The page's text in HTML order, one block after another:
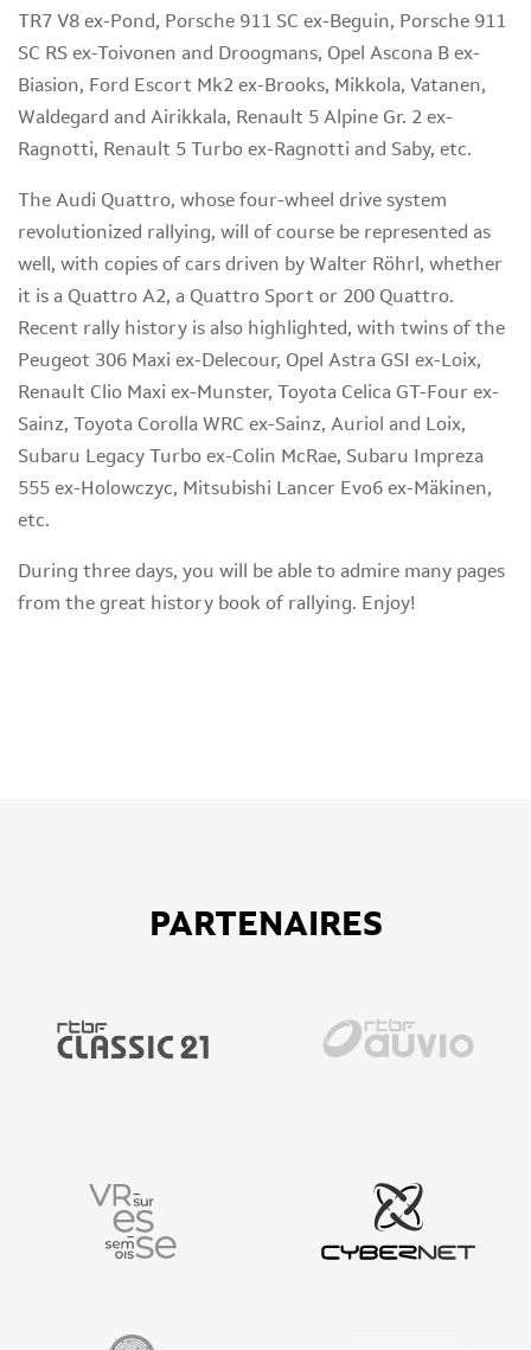
TR7 V8 ex-Pond, Porsche 911 SC ex-Beguin, Porsche 911
SC RS ex-Toivonen and Droogmans, Opel Ascona B ex-
Biasion, Ford Escort Mk2 ex-Brooks, Mikkola, Vatanen,
Waldegard and Airikkala, Renault 5 Alpine Gr. 2 ex-
Ragnotti, Renault 5 Turbo ex-Ragnotti and Saby, etc.
The Audi Quattro, whose four-wheel drive system
revolutionized rallying, will of course be represented as
well, with copies of cars driven by Walter Röhrl, whether
it is a Quattro A2, a Quattro Sport or 200 Quattro.
Recent rally history is also highlighted, with twins of the
Peugeot 306 Maxi ex-Delecour, Opel Astra GSI ex-Loix,
Renault Clio Maxi ex-Munster, Toyota Celica GT-Four ex-
Sainz, Toyota Corolla WRC ex-Sainz, Auriol and Loix,
Subaru Legacy Turbo ex-Colin McRae, Subaru Impreza
555 ex-Holowczyc, Mitsubishi Lancer Evo6 ex-Mäkinen,
etc.
During three days, you will be able to admire many pages
from the great history book of rallying. Enjoy!
PARTENAIRES